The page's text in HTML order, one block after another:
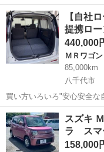
MRワゴン X ！！ LINEで簡単 お問い合わせ🎵詳細確認♩ 友達追加
はコチラ↓ https://lin.ee/
千葉 八千代市 ＭＲ
【自社
提携ロー
440,000
ＭＲワゴン
85,000km
八千代市
買い方いろいろ"安心安全
MRワゴン X ！！ LINEで簡単 お問い合わせ🎵詳細確認🎵 友達追加
はコチラ https://lin.ee/
千葉 八千代市 ＭＲ
スズキ
ラ スマ
158,000